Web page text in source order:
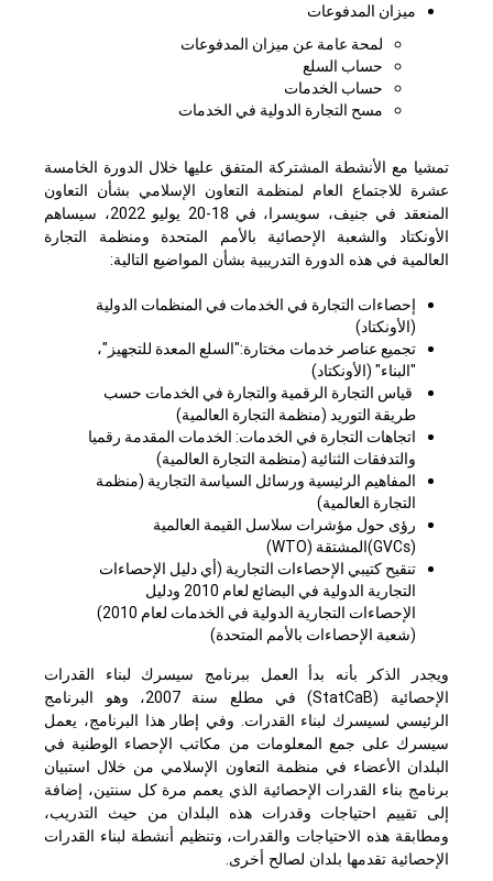
ميزان المدفوعات
لمحة عامة عن ميزان المدفوعات
حساب السلع
حساب الخدمات
مسح التجارة الدولية في الخدمات
تمشيا مع الأنشطة المشتركة المتفق عليها خلال الدورة الخامسة
عشرة للاجتماع العام لمنظمة التعاون الإسلامي بشأن التعاون
المنعقد في جنيف، سويسرا، في 18-20 يوليو 2022، سيساهم
الأونكتاد والشعبة الإحصائية بالأمم المتحدة ومنظمة التجارة
العالمية في هذه الدورة التدريبية بشأن المواضيع التالية:
إحصاءات التجارة في الخدمات في المنظمات الدولية
(الأونكتاد)
تجميع عناصر خدمات مختارة:"السلع المعدة للتجهيز"،
"البناء" (الأونكتاد)
قياس التجارة الرقمية والتجارة في الخدمات حسب
طريقة التوريد (منظمة التجارة العالمية)
اتجاهات التجارة في الخدمات: الخدمات المقدمة رقميا
والتدفقات الثنائية (منظمة التجارة العالمية)
المفاهيم الرئيسية ورسائل السياسة التجارية (منظمة
التجارة العالمية)
رؤى حول مؤشرات سلاسل القيمة العالمية
GVCs)المشتقة (WTO
)
تنقيح كتيبي الإحصاءات التجارية (أي دليل الإحصاءات
التجارية الدولية في البضائع لعام 2010 ودليل
الإحصاءات التجارية الدولية في الخدمات لعام 2010)
(شعبة الإحصاءات بالأمم المتحدة)
ويجدر الذكر بأنه بدأ العمل ببرنامج سيسرك لبناء القدرات
الإحصائية ( StatCaB
) في مطلع سنة 2007، وهو البرنامج
الرئيسي لسيسرك لبناء القدرات. وفي إطار هذا البرنامج، يعمل
سيسرك على جمع المعلومات من مكاتب الإحصاء الوطنية في
البلدان الأعضاء في منظمة التعاون الإسلامي من خلال استبيان
برنامج بناء القدرات الإحصائية الذي يعمم مرة كل سنتين، إضافة
إلى تقييم احتياجات وقدرات هذه البلدان من حيث التدريب،
ومطابقة هذه الاحتياجات والقدرات، وتنظيم أنشطة لبناء القدرات
الإحصائية تقدمها بلدان لصالح أخرى.